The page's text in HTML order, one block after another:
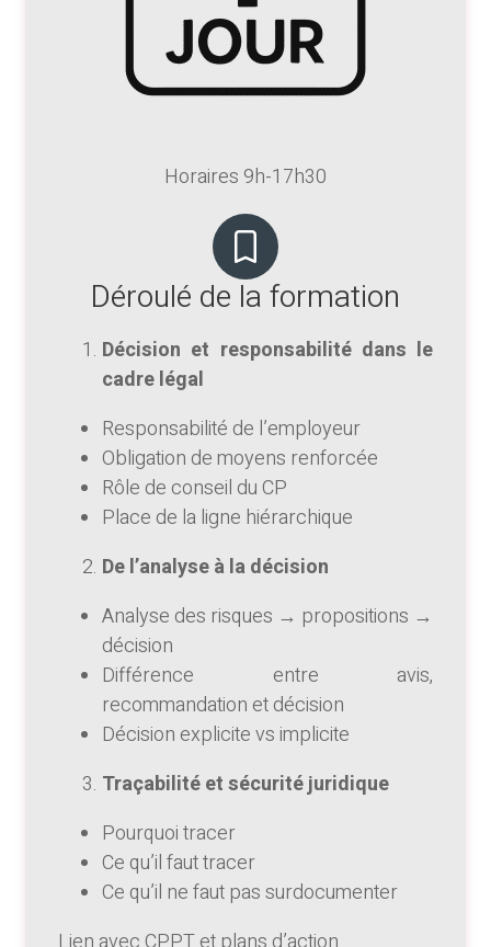
Horaires 9h-17h30
Déroulé de la formation
Décision et responsabilité dans le
cadre légal
Responsabilité de l’employeur
Obligation de moyens renforcée
Rôle de conseil du CP
Place de la ligne hiérarchique
De l’analyse à la décision
Analyse des risques → propositions →
décision
Différence entre avis,
recommandation et décision
Décision explicite vs implicite
Traçabilité et sécurité juridique
Pourquoi tracer
Ce qu’il faut tracer
Ce qu’il ne faut pas surdocumenter